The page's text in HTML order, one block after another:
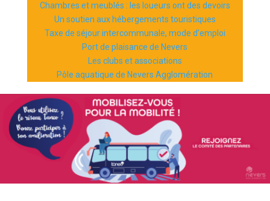
Chambres et meublés : les loueurs ont des devoirs
Un soutien aux hébergements touristiques
Taxe de séjour intercommunale, mode d’emploi
Port de plaisance de Nevers
Les clubs et associations
Pôle aquatique de Nevers Agglomération